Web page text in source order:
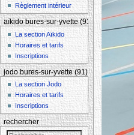
Règlement intérieur
aïkido bures-sur-yvette (91)
La section Aïkido
Horaires et tarifs
Inscriptions
jodo bures-sur-yvette (91)
La section Jodo
Horaires et tarifs
Inscriptions
rechercher